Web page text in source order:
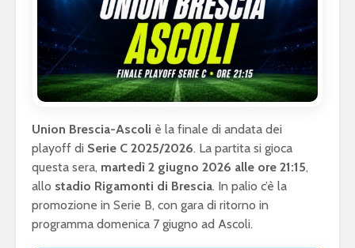
Union Brescia-Ascoli è la finale di andata dei
playoff di Serie C 2025/2026. La partita si gioca
questa sera, martedì 2 giugno 2026 alle ore 21:15,
allo stadio Rigamonti di Brescia. In palio c’è la
promozione in Serie B, con gara di ritorno in
programma domenica 7 giugno ad Ascoli.